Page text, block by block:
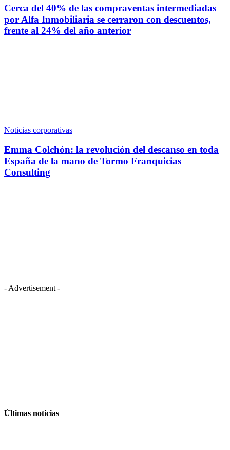
Cerca del 40% de las compraventas intermediadas
por Alfa Inmobiliaria se cerraron con descuentos,
frente al 24% del año anterior
Noticias corporativas
Emma Colchón: la revolución del descanso en toda
España de la mano de Tormo Franquicias
Consulting
- Advertisement -
Últimas noticias